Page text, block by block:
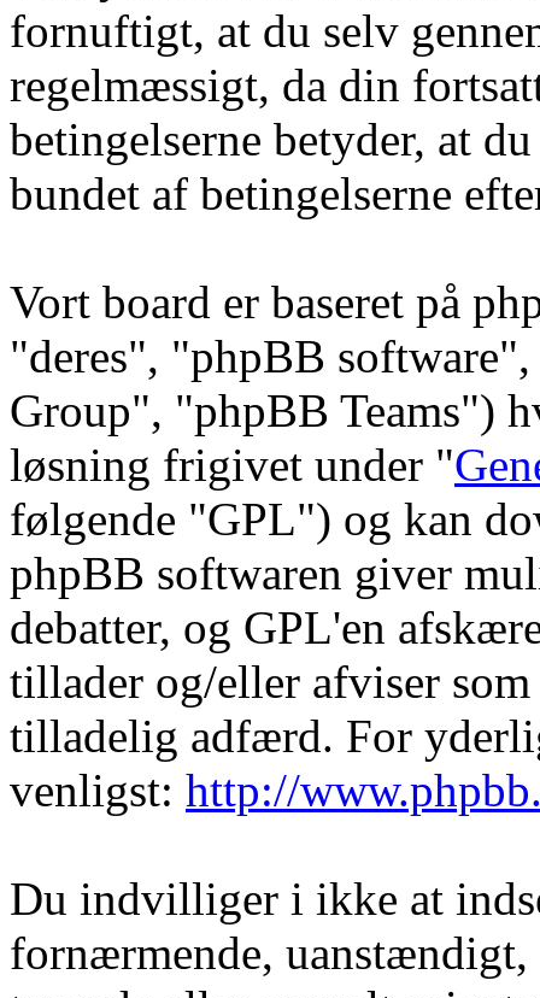
fornuftigt, at du selv
regelmæssigt, da din
betingelserne betyder, at
bundet af betingelserne
Vort board er baseret på
"deres", "phpBB
Group", "phpBB Teams")
løsning frigivet under "
følgende "GPL") og kan
phpBB softwaren giver
debatter, og GPL'en
tillader og/eller afviser
tilladelig adfærd. For
venligst: http://
Du indvilliger i ikke at
fornærmende,